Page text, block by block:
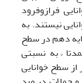
فرازوفرود
نیستند. به
دهم در سطح
به نسبتی
سطح خوانایی